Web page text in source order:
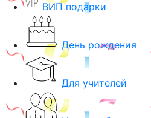
ВИП подарки
День рождения
Для учителей